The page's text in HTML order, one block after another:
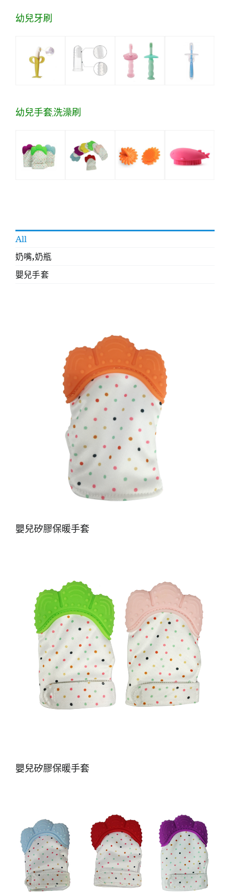
幼兒牙刷
幼兒手套,洗澡刷
All
奶嘴,奶瓶
嬰兒手套
嬰兒矽膠保暖手套
嬰兒矽膠保暖手套